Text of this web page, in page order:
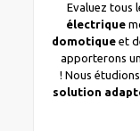
Evaluez tous
électrique
domotique et
apporterons
! Nous
solution